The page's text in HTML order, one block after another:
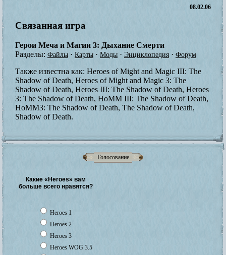
Голосование
Какие «Heroes» вам
больше всего нравятся?
Heroes 1
Heroes 2
Heroes 3
Heroes WOG 3.5
08.02.06
Связанная игра
Герои Меча и Магии 3: Дыхание Смерти
Разделы: Файлы · Карты · Моды · Энциклопедия · Форум
Также известна как: Heroes of Might and Magic III: The
Shadow of Death, Heroes of Might and Magic 3: The
Shadow of Death, Heroes III: The Shadow of Death, Heroes
3: The Shadow of Death, HoMM III: The Shadow of Death,
HoMM3: The Shadow of Death, The Shadow of Death,
Shadow of Death.